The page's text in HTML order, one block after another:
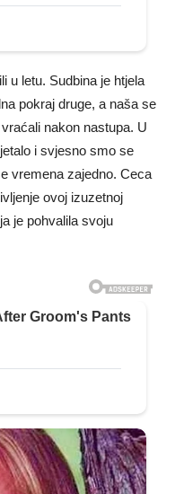
u letu. Sudbina je htjela
pokraj druge, a naša se
nakon nastupa. U
i svjesno smo se
vremena zajedno. Ceca
ovoj izuzetnoj
je pohvalila svoju